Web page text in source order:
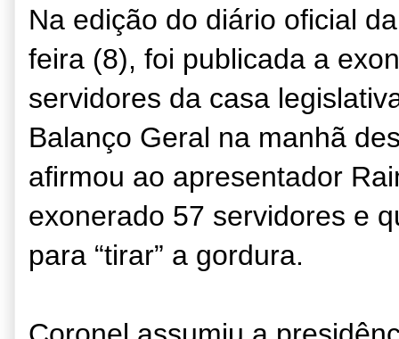
Na edição do diário oficial
feira (8), foi publicada a
servidores da casa
Balanço Geral na manhã
afirmou ao apresentador
exonerado 57 servidores e
para “tirar” a gordura.